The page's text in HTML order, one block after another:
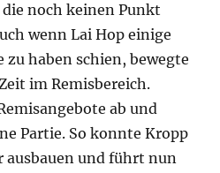
noch keinen Punkt
wenn Lai Hop einige
haben schien, bewegte
im Remisbereich.
ab und
Partie. So konnte Kropp
ausbauen und führt nun